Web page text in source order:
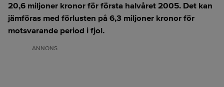
20,6 miljoner kronor för första halvåret 2005. Det kan
jämföras med förlusten på 6,3 miljoner kronor för
motsvarande period i fjol.
ANNONS